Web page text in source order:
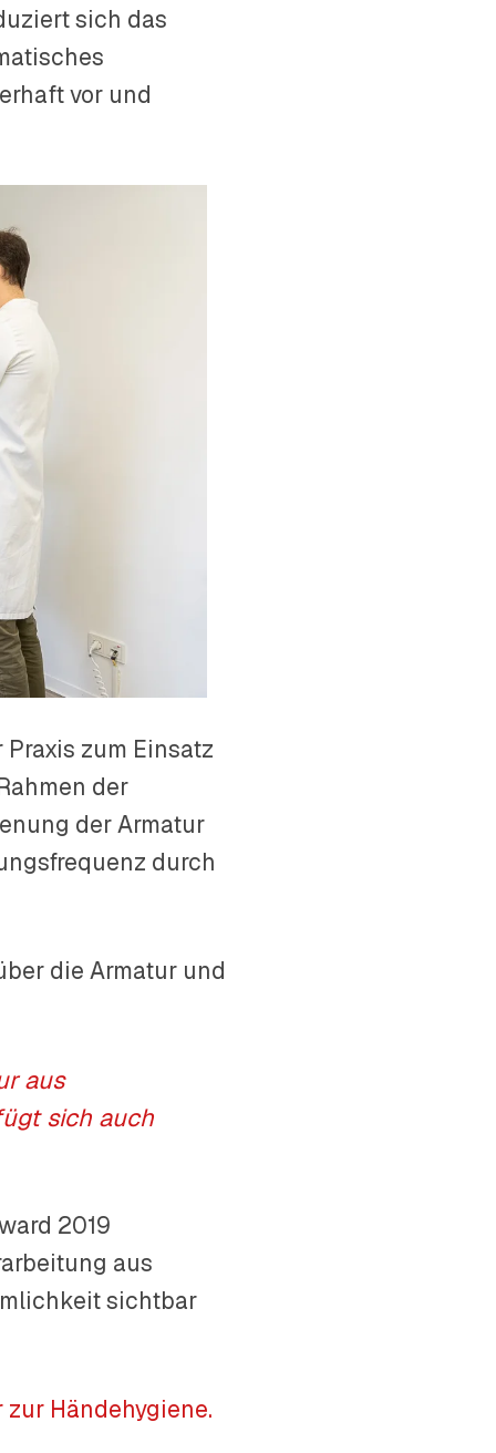
sich das
vor und
zum Einsatz
der
der Armatur
durch
die Armatur und
aus
sich auch
2019
aus
sichtbar
Händehygiene.